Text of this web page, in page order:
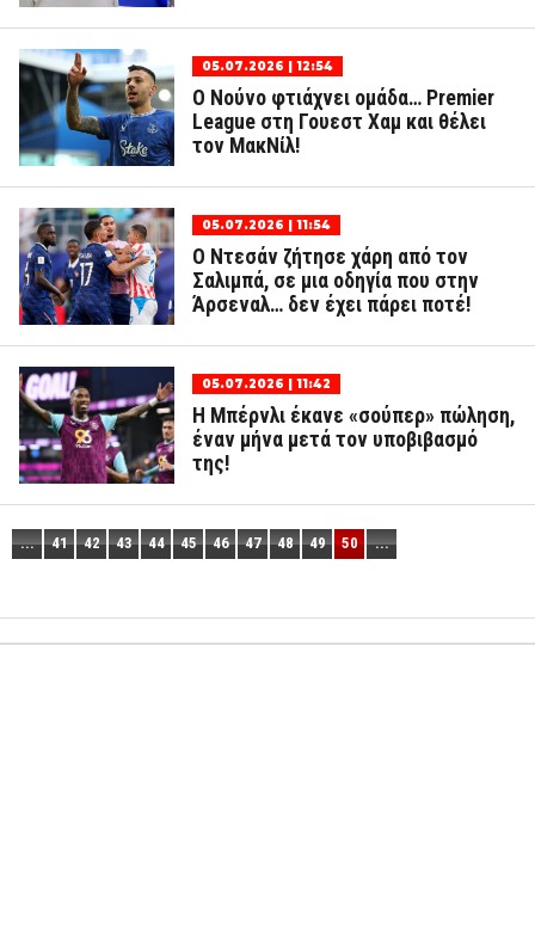
05.07.2026 | 12:54
Ο Νούνο φτιάχνει ομάδα… Premier
League στη Γουεστ Χαμ και θέλει
τον ΜακΝίλ!
05.07.2026 | 11:54
Ο Ντεσάν ζήτησε χάρη από τον
Σαλιμπά, σε μια οδηγία που στην
Άρσεναλ… δεν έχει πάρει ποτέ!
05.07.2026 | 11:42
Η Μπέρνλι έκανε «σούπερ» πώληση,
έναν μήνα μετά τον υποβιβασμό
της!
... 41 42 43 44 45 46 47 48 49 50 ...